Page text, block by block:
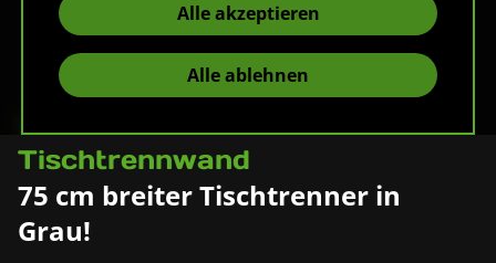
Alle akzeptieren
Alle ablehnen
Pronomic DiviDesk-7560 GY
Tischtrennwand
75 cm breiter Tischtrenner in
Grau!